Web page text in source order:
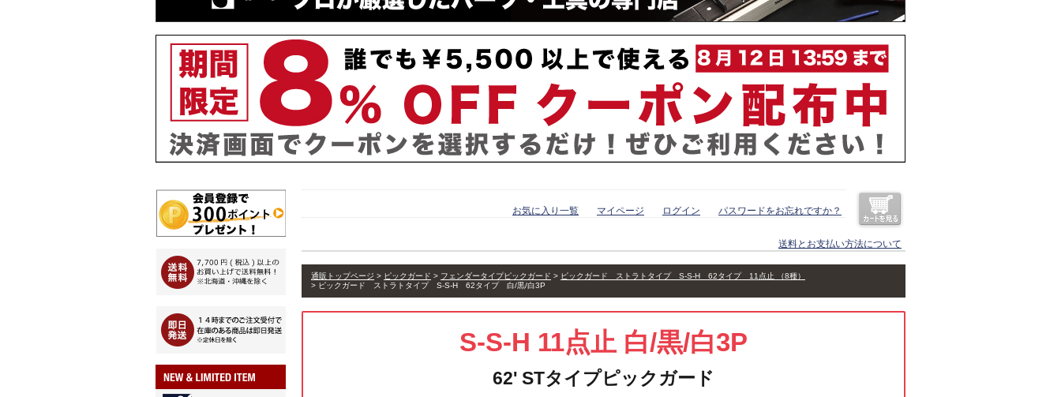
お気に入り一覧 マイページ ログイン パスワードをお忘れですか？
送料とお支払い方法について
通販トップページ ピックガード フェンダータイプピックガード
ピックガード ストラトタイプ S-S-H 62タイプ 11点止 （8種）
ピックガード ストラトタイプ S-S-H 62タイプ 白/黒/白3P
S-S-H 11点止 白/黒/白3P
62' STタイプピックガード